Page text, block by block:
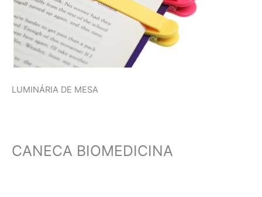
LUMINÁRIA DE MESA
CANECA BIOMEDICINA